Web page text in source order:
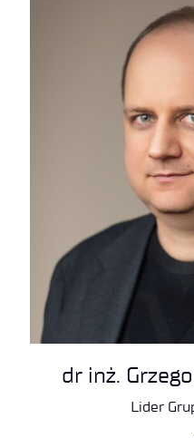
dr inż.
Lider